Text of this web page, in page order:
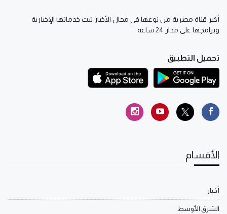
أكبر قناة مصرية من نوعها في مجال الأخبار تبث خدماتها الإخبارية
وبرامجها على مدار 24 ساعة
تحميل التطبيق
الأقسام
أخبار
الشرق الأوسط